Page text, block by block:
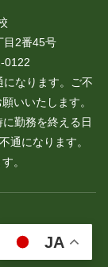
2番45号
0122
なります。ご不
いいたします。
勤務を終える日
通になります。
。
University.
JA